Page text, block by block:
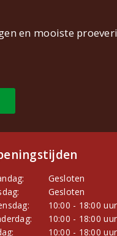
en mooiste
Gesloten
Gesloten
10:00 - 18:00 uur
10:00 - 18:00 uur
10:00 - 18:00 uur